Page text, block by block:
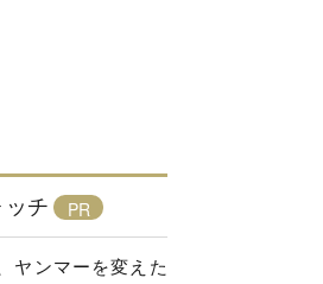
ッチ
ヤンマーを変えた